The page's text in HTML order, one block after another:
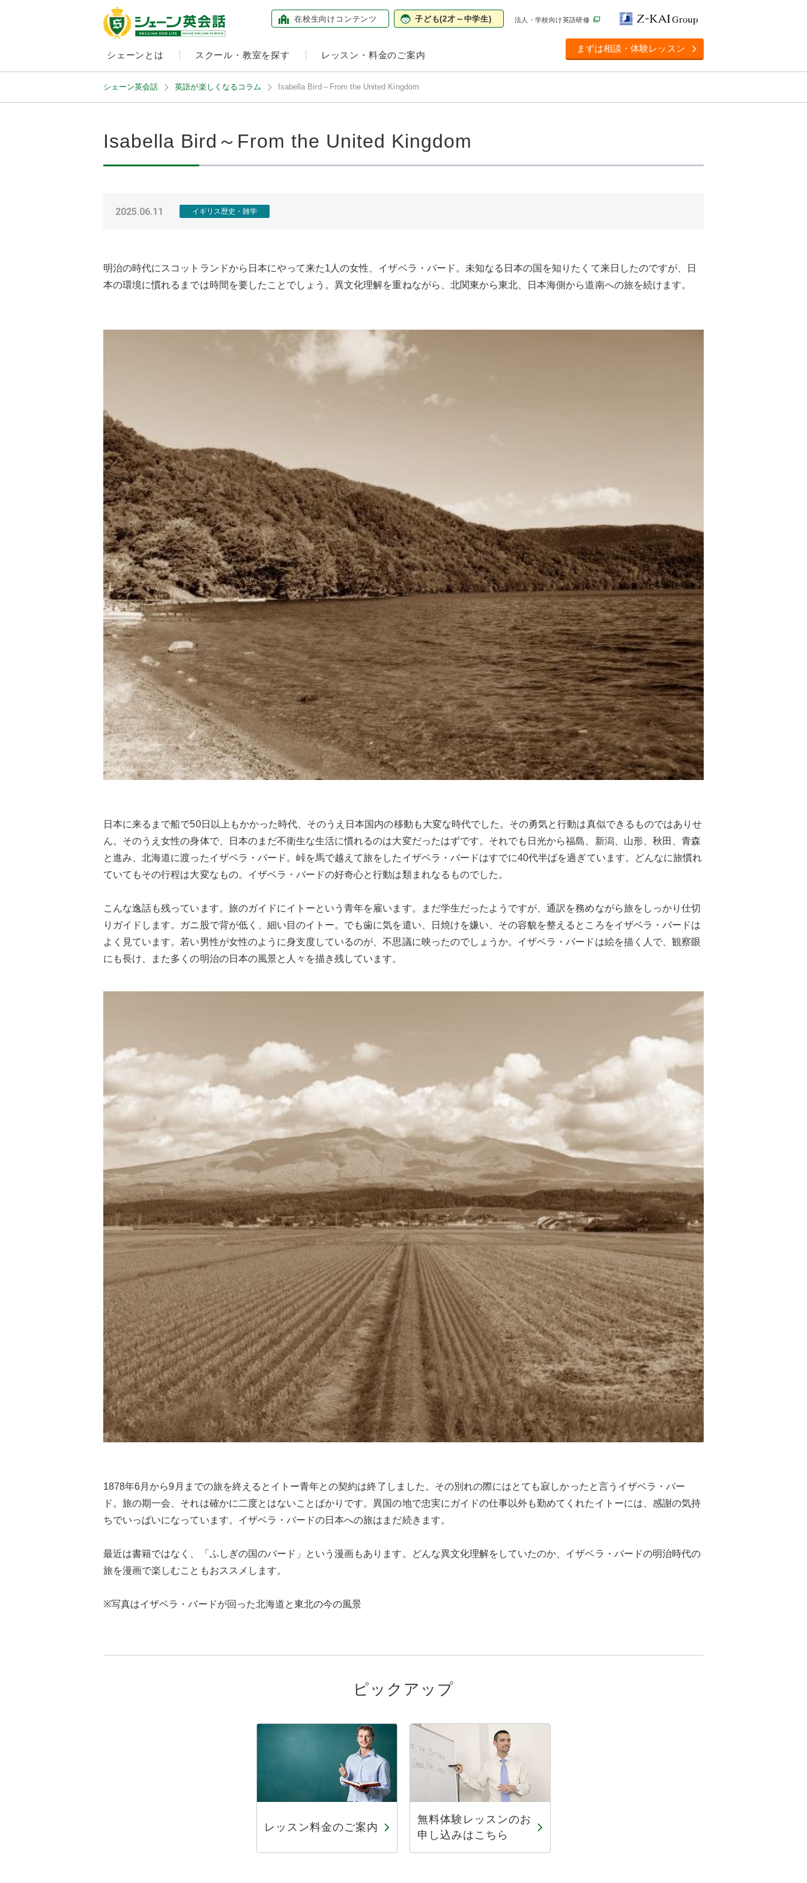
在校生向け コンテンツ 子ども(2才～中学生) 法人・学校向け英語研修
シェーンとは スクール・教室を探す レッスン・料金のご案内
まずは相談・体験レッスン
シェーン英会話 英語が楽しくなるコラム Isabella Bird～From the United Kingdom
Isabella Bird～From the United Kingdom
2025.06.11 イギリス歴史・雑学
明治の時代にスコットランドから日本にやって来た1人の女性、イザベラ・バード。未知なる日本の国を知りたくて来日したのですが、日
本の環境に慣れるまでは時間を要したことでしょう。異文化理解を重ねながら、北関東から東北、日本海側から道南への旅を続けます。
日本に来るまで船で50日以上もかかった時代、そのうえ日本国内の移動も大変な時代でした。その勇気と行動は真似できるものではありせ
ん。そのうえ女性の身体で、日本のまだ不衛生な生活に慣れるのは大変だったはずです。それでも日光から福島、新潟、山形、秋田、青森
と進み、北海道に渡ったイザベラ・バード。峠を馬で越えて旅をしたイザベラ・バードはすでに40代半ばを過ぎています。どんなに旅慣れ
ていてもその行程は大変なもの。イザベラ・バードの好奇心と行動は類まれなるものでした。
こんな逸話も残っています。旅のガイドにイトーという青年を雇います。まだ学生だったようですが、通訳を務めながら旅をしっかり仕切
りガイドします。ガニ股で背が低く、細い目のイトー。でも歯に気を遣い、日焼けを嫌い、その容貌を整えるところをイザベラ・バードは
よく見ています。若い男性が女性のように身支度しているのが、不思議に映ったのでしょうか。イザベラ・バードは絵を描く人で、観察眼
にも長け、また多くの明治の日本の風景と人々を描き残しています。
1878年6月から9月までの旅を終えるとイトー青年との契約は終了しました。その別れの際にはとても寂しかったと言うイザベラ・バー
ド。旅の期一会、それは確かに二度とはないことばかりです。異国の地で忠実にガイドの仕事以外も勤めてくれたイトーには、感謝の気持
ちでいっぱいになっています。イザベラ・バードの日本への旅はまだ続きます。
最近は書籍ではなく、「ふしぎの国のバード」という漫画もあります。どんな異文化理解をしていたのか、イザベラ・バードの明治時代の
旅を漫画で楽しむこともおススメします。
※写真はイザベラ・バードが回った北海道と東北の今の風景
ピックアップ
レッスン料金のご案内
無料体験レッスンのお
申し込みはこちら